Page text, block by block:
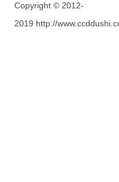
Copyright © 2012-
2019 http://